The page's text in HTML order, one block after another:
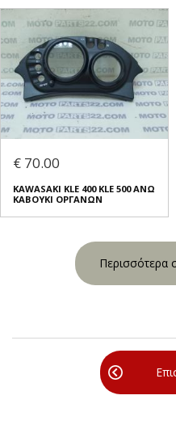
€ 70.00
KAWASAKI KLE 400 KLE 500 ΑΝΩ
ΚΑΒΟΥΚΙ ΟΡΓΑΝΩΝ
Περισσότερα